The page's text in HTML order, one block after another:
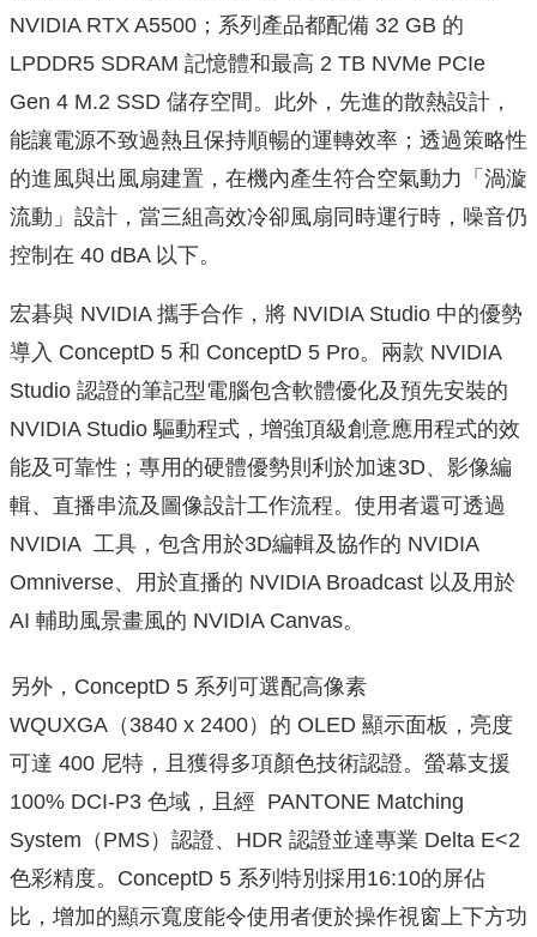
NVIDIA RTX A5500；系列產品都配備 32 GB 的
LPDDR5 SDRAM 記憶體和最高 2 TB NVMe PCIe
Gen 4 M.2 SSD 儲存空間。此外，先進的散熱設計，
能讓電源不致過熱且保持順暢的運轉效率； 透過策略性
的進風與出風扇建置，在機內產生符合空氣動力「 渦漩
流動」設計，當三組高效冷卻風扇同時運行時，噪音仍
控制在 40 dBA 以下。
宏碁與 NVIDIA 攜手合作，將 NVIDIA Studio 中的優勢
導入 ConceptD 5 和 ConceptD 5 Pro。兩款 NVIDIA
Studio 認證的筆記型電腦包含軟體優化及預先安裝的
NVIDIA Studio 驅動程式，增強頂級創意應用程式的效
能及可靠性； 專用的硬體優勢則利於加速3D、影像編
輯、 直播串流及圖像設計工作流程。使用者還可透過
NVIDIA 工具，包含用於3D編輯及協作的 NVIDIA
Omniverse、用於直播的 NVIDIA Broadcast 以及用於
AI 輔助風景畫風的 NVIDIA Canvas。
另外，ConceptD 5 系列可選配高像素
WQUXGA（3840 x 2400）的 OLED 顯示面板，亮度
可達 400 尼特，且獲得多項顏色技術認證。螢幕支援
100% DCI-P3 色域，且經 PANTONE Matching
System（PMS）認證、HDR 認證並達專業 Delta E<2
色彩精度。ConceptD 5 系列特別採用16:10的屏佔
比， 增加的顯示寬度能令使用者便於操作視窗上下方功